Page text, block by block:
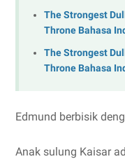
The Strongest
Throne Bahasa
The Strongest
Throne Bahasa
Edmund berbisik
Anak sulung Kaisar